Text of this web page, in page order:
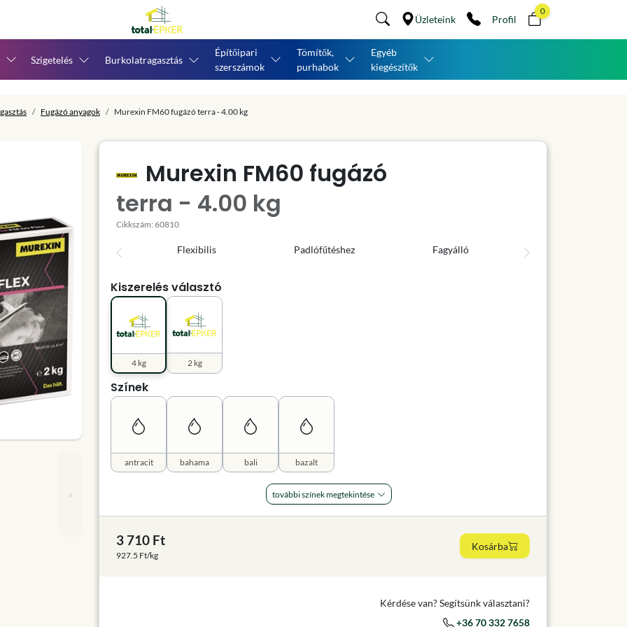
Üzleteink Profil
0
Szigetelés Burkolatragasztás
Építőipari
szerszámok
Tömítők,
purhabok
Egyéb
kiegészítők
Fugázó anyagok Murexin FM60 fugázó terra - 4.00 kg
»
Murexin FM60 fugázó
terra - 4.00 kg
Cikkszám: 60810
Flexibilis Padlófűtéshez Fagyálló
Kiszerelés választó
2 kg
4 kg
Színek
antracit bahama bali bazalt
további színek megtekintése
3 710 Ft
927.5 Ft/kg
Kosárba
Kérdése van? Segítsünk választani?
+36 70 332 7658